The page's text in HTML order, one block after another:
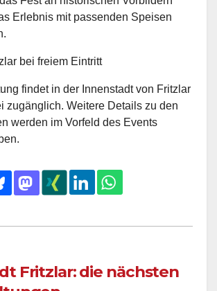
Erlebnis mit passenden Speisen
bei freiem Eintritt
findet in der Innenstadt von Fritzlar
zugänglich. Weitere Details zu den
werden im Vorfeld des Events
Fritzlar: die nächsten